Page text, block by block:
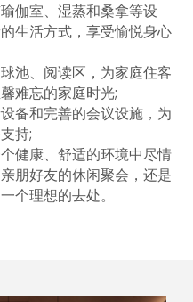
伽室、湿蒸和桑拿等设
生活方式，享受愉悦身心
池、阅读区，为家庭住客
难忘的家庭时光;
备和完善的会议设施，为
持;
健康、舒适的环境中尽情
朋好友的休闲聚会，还是
个理想的去处。